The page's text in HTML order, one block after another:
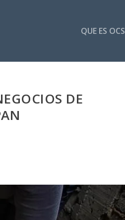
QUE ES
DE